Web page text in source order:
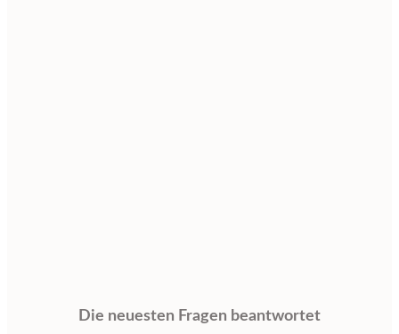
Die neuesten Fragen beantwortet